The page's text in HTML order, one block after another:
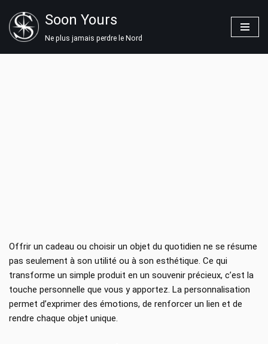
Aller
Soon Yours
Ne plus jamais perdre le Nord
Offrir un cadeau ou choisir un objet du quotidien ne se résume
pas seulement à son utilité ou à son esthétique. Ce qui
transforme un simple produit en un souvenir précieux, c’est la
touche personnelle que vous y apportez. La personnalisation
permet d’exprimer des émotions, de renforcer un lien et de
rendre chaque objet unique.